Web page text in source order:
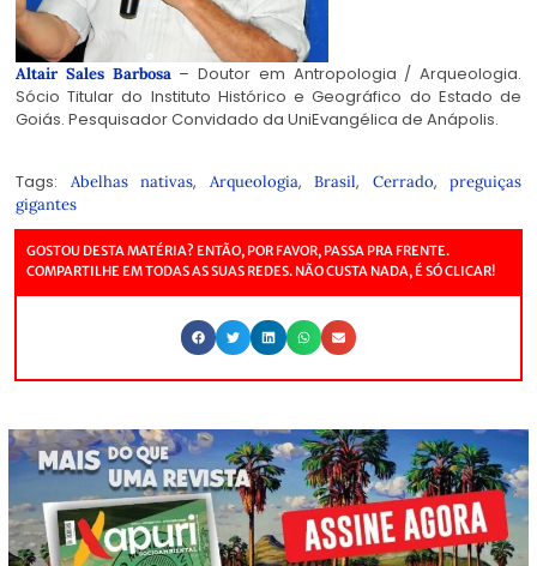
Altair Sales Barbosa – Doutor em Antropologia / Arqueologia.
Sócio Titular do Instituto Histórico e Geográfico do Estado de
Goiás. Pesquisador Convidado da UniEvangélica de Anápolis.
Tags: Abelhas nativas, Arqueologia, Brasil, Cerrado, preguiças
gigantes
GOSTOU DESTA MATÉRIA? ENTÃO, POR FAVOR, PASSA PRA FRENTE.
COMPARTILHE EM TODAS AS SUAS REDES. NÃO CUSTA NADA, É SÓ CLICAR!